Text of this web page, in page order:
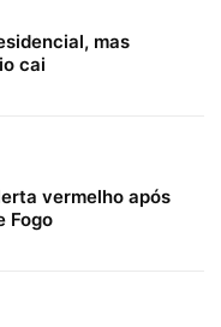
mas
cai
vermelho após
Fogo